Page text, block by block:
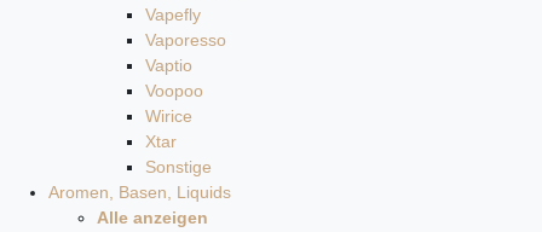
Vapefly
Vaporesso
Vaptio
Voopoo
Wirice
Xtar
Sonstige
Aromen, Basen, Liquids
Alle anzeigen